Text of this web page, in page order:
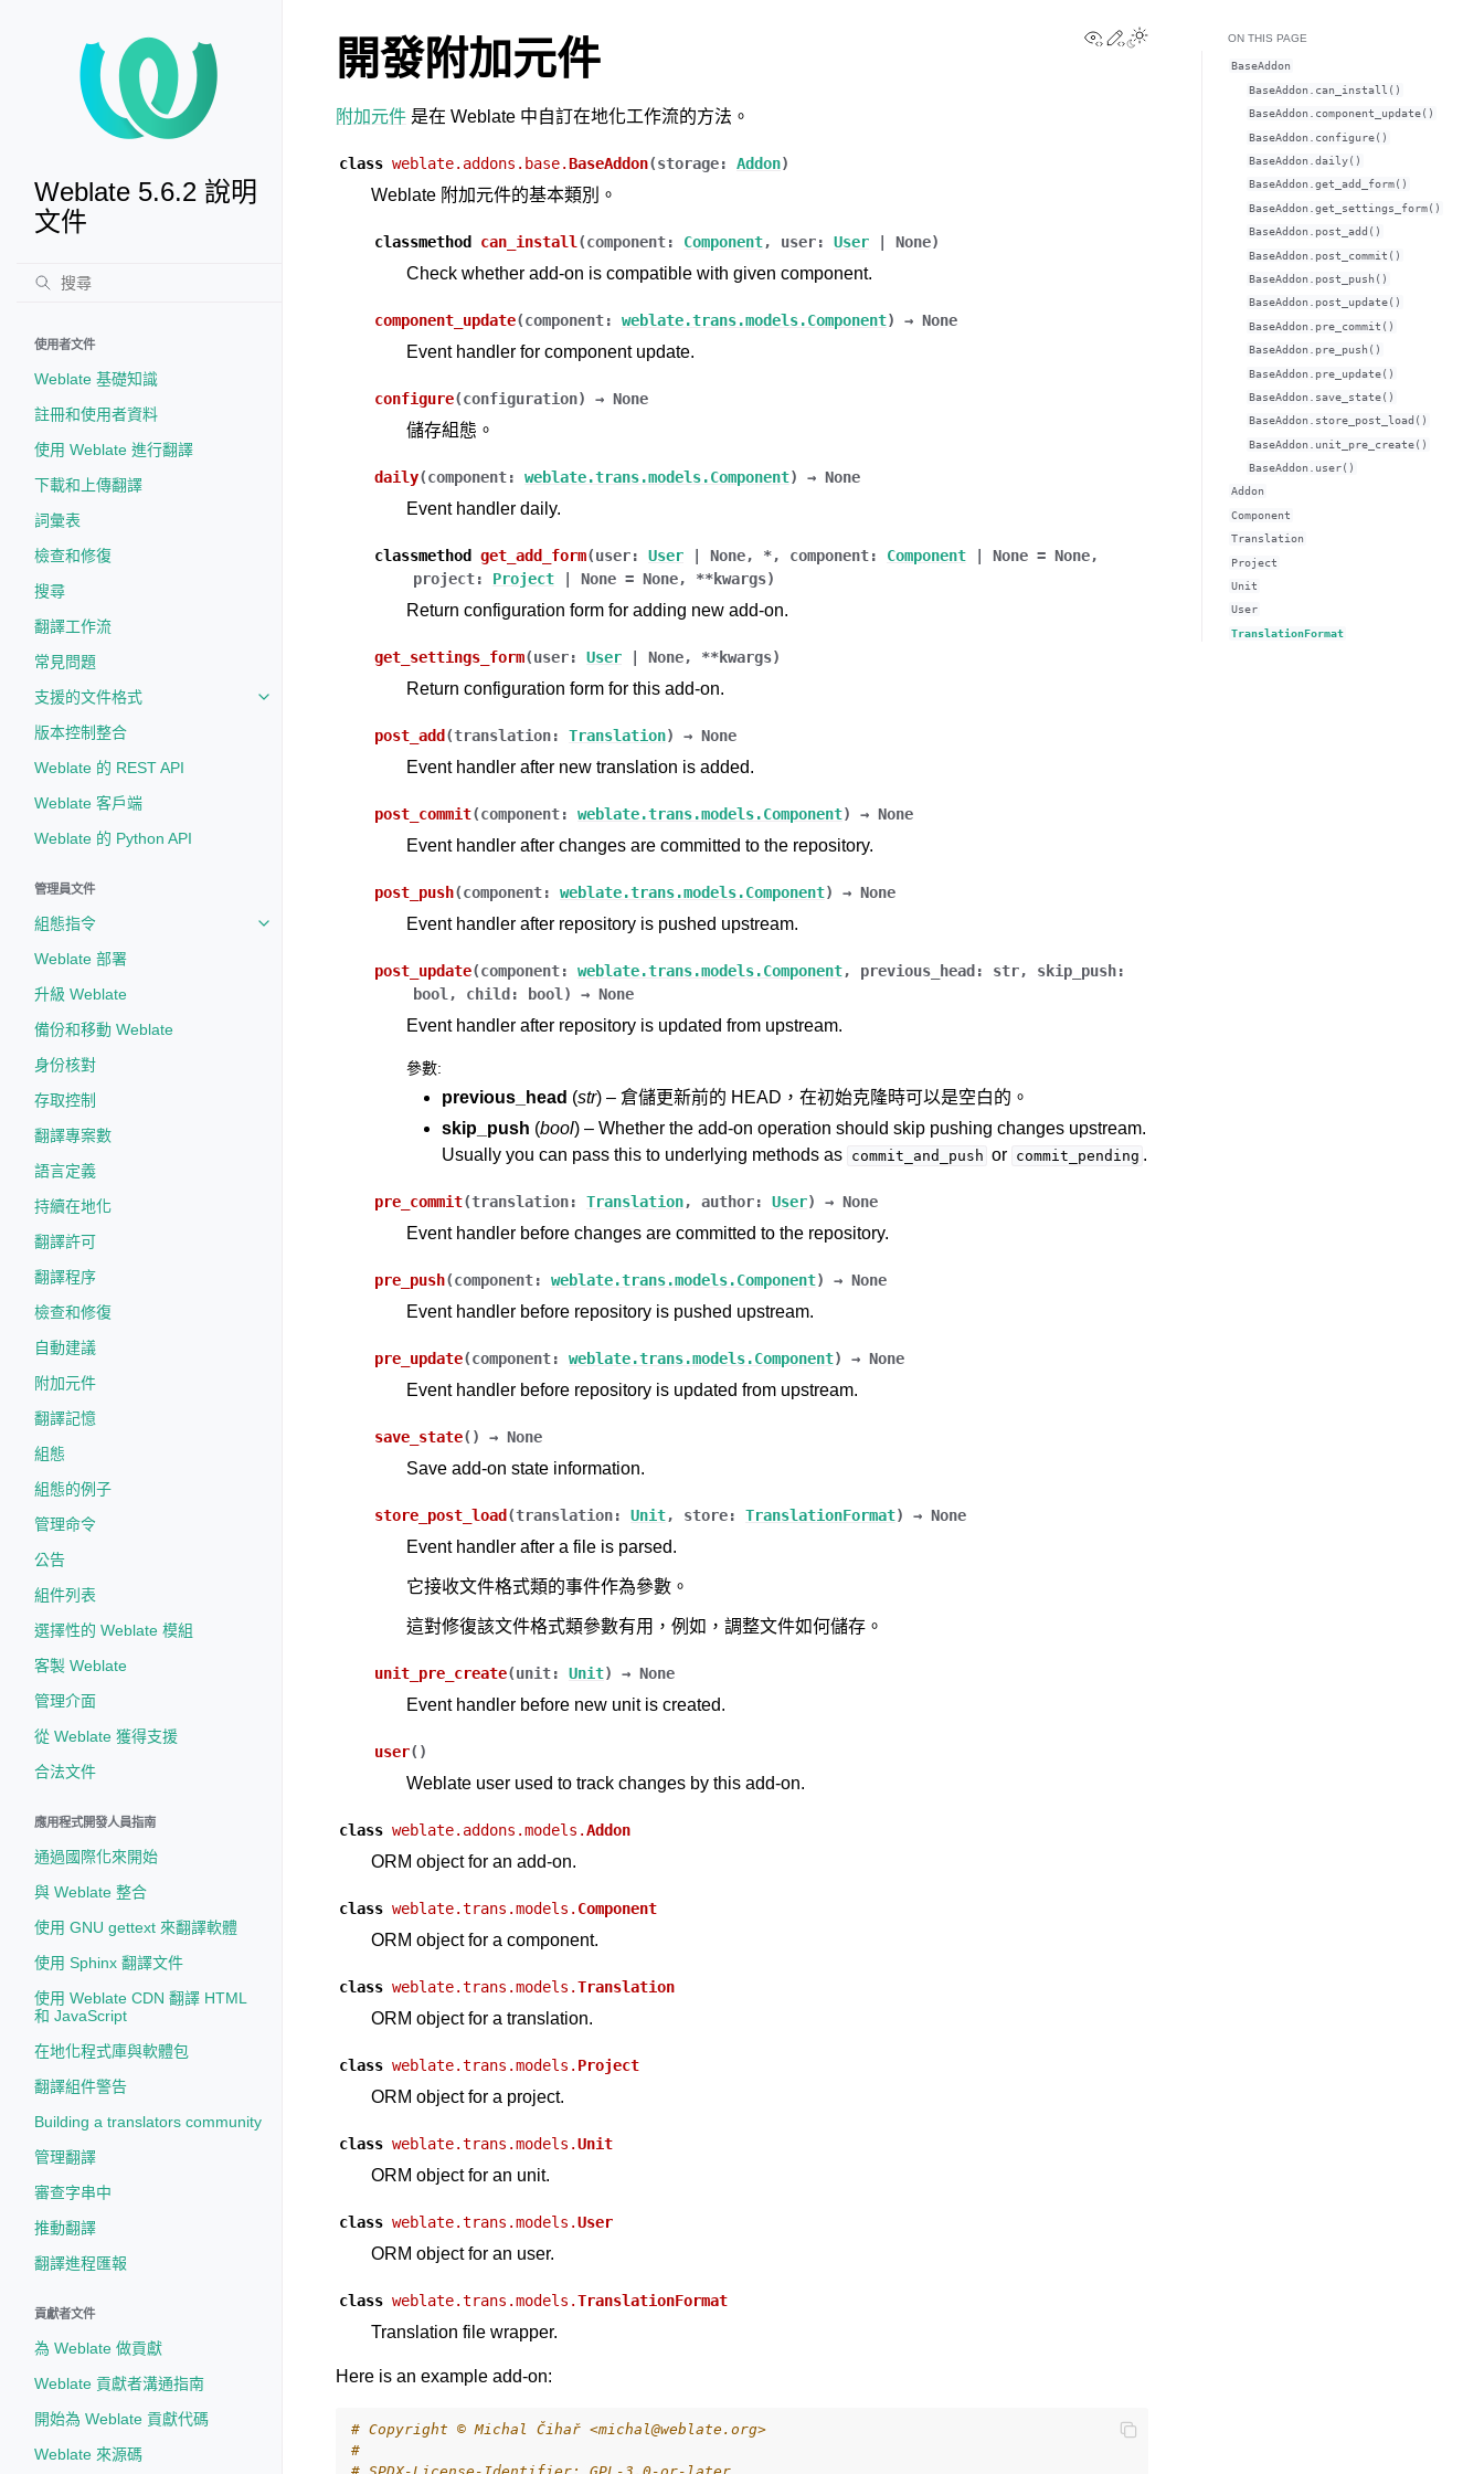
Weblate 5.6.2 說明
文件
使用者文件
Weblate 基礎知識
註冊和使用者資料
使用 Weblate 進行翻譯
下載和上傳翻譯
詞彙表
檢查和修復
搜尋
翻譯工作流
常見問題
支援的文件格式
Toggle navigation of 支援的文件格式
版本控制整合
Weblate 的 REST API
Weblate 客戶端
Weblate 的 Python API
管理員文件
組態指令
Toggle navigation of 組態指令
Weblate 部署
升級 Weblate
備份和移動 Weblate
身份核對
存取控制
翻譯專案數
語言定義
持續在地化
翻譯許可
翻譯程序
檢查和修復
自動建議
附加元件
翻譯記憶
組態
組態的例子
管理命令
公告
組件列表
選擇性的 Weblate 模組
客製 Weblate
管理介面
從 Weblate 獲得支援
合法文件
應用程式開發人員指南
通過國際化來開始
與 Weblate 整合
使用 GNU gettext 來翻譯軟體
使用 Sphinx 翻譯文件
使用 Weblate CDN 翻譯 HTML
和 JavaScript
在地化程式庫與軟體包
翻譯組件警告
Building a translators community
管理翻譯
審查字串中
推動翻譯
翻譯進程匯報
貢獻者文件
為 Weblate 做貢獻
Weblate 貢獻者溝通指南
開始為 Weblate 貢獻代碼
Weblate 來源碼
View this page
Edit this page
Toggle Light / Dark / Auto color theme
開發附加元件
附加元件 是在 Weblate 中自訂在地化工作流的方法。
class weblate.addons.base.BaseAddon(storage: Addon)
Weblate 附加元件的基本類別。
classmethod can_install (component: Component, user: User None)
Check whether add-on is compatible with given component.
component_update(component: weblate.trans.models.Component) → None
Event handler for component update.
configure(configuration) → None
儲存組態。
daily(component: weblate.trans.models.Component) → None
Event handler daily.
classmethod get_add_form(user: User None, *, component: Component None = None,
project: Project None = None, **kwargs)
Return configuration form for adding new add-on.
get_settings_form(user: User None, **kwargs)
Return configuration form for this add-on.
post_add (translation: Translation) → None
Event handler after new translation is added.
post_commit(component: weblate.trans.models.Component) → None
Event handler after changes are committed to the repository.
post_push(component: weblate.trans.models.Component) → None
Event handler after repository is pushed upstream.
post_update(component: weblate.trans.models.Component, previous_head : str, skip_push:
bool , child : bool ) → None
Event handler after repository is updated from upstream.
參數:
previous_head (str) – 倉儲更新前的 HEAD，在初始克隆時可以是空白的。
skip_push (bool) – Whether the add-on operation should skip pushing changes upstream.
Usually you can pass this to underlying methods as commit_and_push or commit_pending .
pre_commit(translation: Translation, author: User) → None
Event handler before changes are committed to the repository.
pre_push(component: weblate.trans.models.Component) → None
Event handler before repository is pushed upstream.
pre_update(component: weblate.trans.models.Component) → None
Event handler before repository is updated from upstream.
save_state( ) → None
Save add-on state information.
store_post_load (translation: Unit, store: TranslationFormat) → None
Event handler after a file is parsed.
它接收文件格式類的事件作為參數。
這對修復該文件格式類參數有用，例如，調整文件如何儲存。
unit_pre_create(unit: Unit) → None
Event handler before new unit is created.
user( )
Weblate user used to track changes by this add-on.
class weblate.addons.models.Addon
ORM object for an add-on.
class weblate.trans.models. Component
ORM object for a component.
class weblate.trans.models.Translation
ORM object for a translation.
class weblate.trans.models. Project
ORM object for a project.
class weblate.trans.models.Unit
ORM object for an unit.
class weblate.trans.models.User
ORM object for an user.
class weblate.trans.models.TranslationFormat
Translation file wrapper.
Here is an example add-on:
# Copyright © Michal Čihař <michal@weblate.org>
#
ON THIS PAGE
BaseAddon
BaseAddon.can_install()
BaseAddon.component_update()
BaseAddon.configure()
BaseAddon.daily()
BaseAddon.get_add_form()
BaseAddon.get_settings_form()
BaseAddon.post_add()
BaseAddon.post_commit()
BaseAddon.post_push()
BaseAddon.post_update()
BaseAddon.pre_commit()
BaseAddon.pre_push()
BaseAddon.pre_update()
BaseAddon.save_state()
BaseAddon.store_post_load()
BaseAddon.unit_pre_create()
BaseAddon.user()
Addon
Component
Translation
Project
Unit
User
TranslationFormat